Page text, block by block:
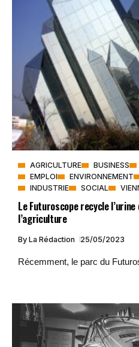
AGRICULTURE BUSINESS
EMPLOI
ENVIRONNEMENT
INDUSTRIE
SOCIAL
Le Futuroscope recycle
l’agriculture
By La Rédaction 25/05/2023
Récemment, le parc du